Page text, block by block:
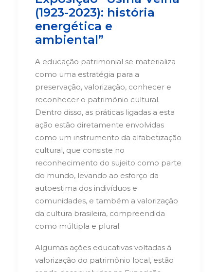
(1923-2023): história
energética e
ambiental”
A educação patrimonial se materializa
como uma estratégia para a
preservação, valorização, conhecer e
reconhecer o patrimônio cultural.
Dentro disso, as práticas ligadas a esta
ação estão diretamente envolvidas
como um instrumento da alfabetização
cultural, que consiste no
reconhecimento do sujeito como parte
do mundo, levando ao esforço da
autoestima dos indivíduos e
comunidades, e também a valorização
da cultura brasileira, compreendida
como múltipla e plural.
Algumas ações educativas voltadas à
valorização do patrimônio local, estão